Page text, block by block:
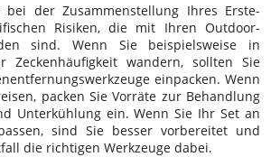
bei der Zusammenstellung Ihres Erste-
Risiken, die mit Ihren Outdoor-
sind. Wenn Sie beispielsweise in
Zeckenhäufigkeit wandern, sollten Sie
einpacken. Wenn
packen Sie Vorräte zur Behandlung
Unterkühlung ein. Wenn Sie Ihr Set an
sind Sie besser vorbereitet und
die richtigen Werkzeuge dabei.